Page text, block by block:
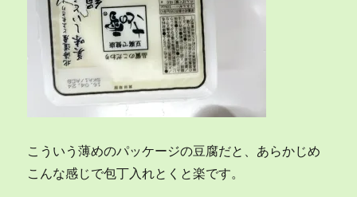
こういう薄めのパッケージの豆腐だと、あらかじめ
こんな感じで包丁入れとくと楽です。